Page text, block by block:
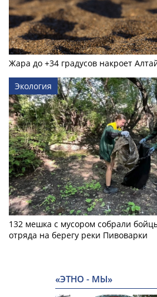
Жара до +34 градусов накроет
Экология
132 мешка с мусором собрали
отряда на берегу реки Пивоварки
«ЭТНО - МЫ»